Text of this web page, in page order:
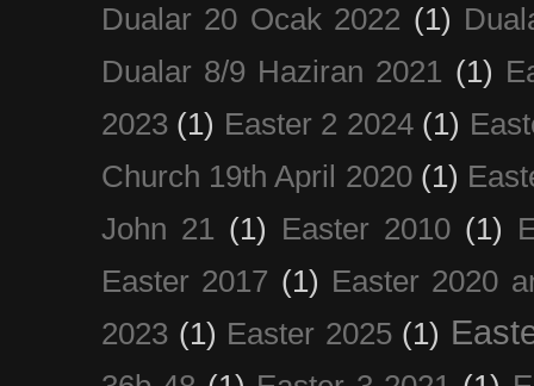
Dualar 20 Ocak 2022 (1)
Dualar 8/9 Haziran 2021 (1)
2023 (1) Easter 2 2024 (1)
Church 19th April 2020 (1)
John 21 (1) Easter 2010 (1)
Easter 2017 (1) Easter 2020
2023 (1) Easter 2025 (1)